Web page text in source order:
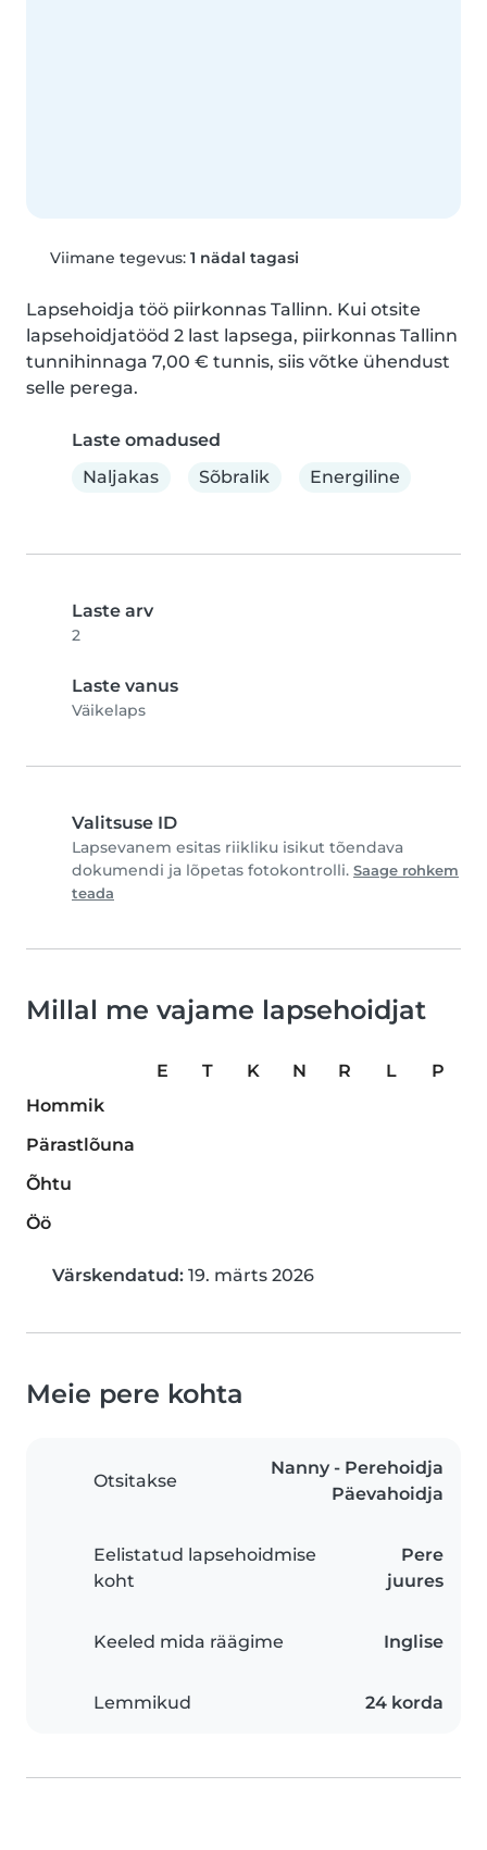
Viimane tegevus: 1 nädal tagasi
Lapsehoidja töö piirkonnas Tallinn. Kui otsite
lapsehoidjatööd 2 last lapsega, piirkonnas Tallinn
tunnihinnaga 7,00 € tunnis, siis võtke ühendust
selle perega.
Laste omadused
Naljakas
Sõbralik Energiline
Laste arv
2
Laste vanus
Väikelaps
Valitsuse ID
Lapsevanem esitas riikliku isikut tõendava
dokumendi ja lõpetas fotokontrolli. Saage rohkem
teada
Millal me vajame lapsehoidjat
E T K N R L
P
Hommik
Pärastlõuna
Õhtu
Öö
Värskendatud: 19. märts 2026
Meie pere kohta
Otsitakse
Nanny - Perehoidja
Päevahoidja
Eelistatud lapsehoidmise
koht
Pere
juures
Keeled mida räägime Inglise
Lemmikud 24 korda